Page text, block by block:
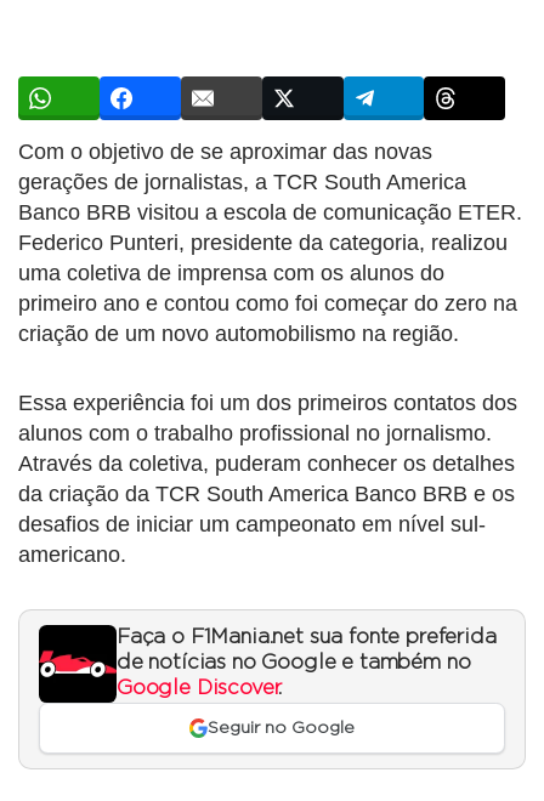
Com o objetivo de se aproximar das novas
gerações de jornalistas, a TCR South America
Banco BRB visitou a escola de comunicação ETER.
Federico Punteri, presidente da categoria, realizou
uma coletiva de imprensa com os alunos do
primeiro ano e contou como foi começar do zero na
criação de um novo automobilismo na região.
Essa experiência foi um dos primeiros contatos dos
alunos com o trabalho profissional no jornalismo.
Através da coletiva, puderam conhecer os detalhes
da criação da TCR South America Banco BRB e os
desafios de iniciar um campeonato em nível sul-
americano.
Faça o F1Mania.net sua fonte preferida
de notícias no Google e também no
Google Discover.
Seguir no Google